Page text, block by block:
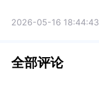
2026-05-16 18:44:43
全部评论